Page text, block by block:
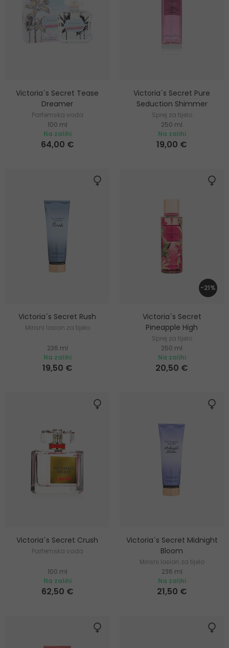
Victoria´s Secret Tease
Dreamer
Parfemska voda
100 ml
Na zalihi
64,00 €
Victoria´s Secret Pure
Seduction Shimmer
Sprej za tijelo
250 ml
Na zalihi
19,00 €
Victoria´s Secret Rush
Mirisni losion za tijelo
236 ml
Na zalihi
19,50 €
-21%
Victoria´s Secret
Pineapple High
Sprej za tijelo
250 ml
Na zalihi
20,50 €
Victoria´s Secret Crush
Parfemska voda
100 ml
Na zalihi
62,50 €
Victoria´s Secret Midnight
Bloom
Mirisni losion za tijelo
236 ml
Na zalihi
21,50 €